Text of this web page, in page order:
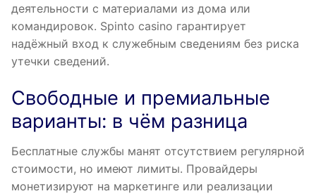
деятельности с материалами из дома или
командировок. Spinto casino гарантирует
надёжный вход к служебным сведениям без риска
утечки сведений.
Свободные и премиальные
варианты: в чём разница
Бесплатные службы манят отсутствием регулярной
стоимости, но имеют лимиты. Провайдеры
монетизируют на маркетинге или реализации